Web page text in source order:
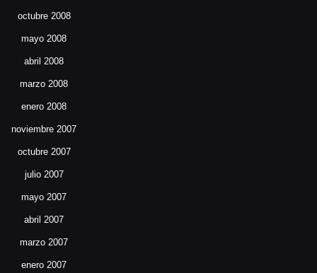
octubre 2008
mayo 2008
abril 2008
marzo 2008
enero 2008
noviembre 2007
octubre 2007
julio 2007
mayo 2007
abril 2007
marzo 2007
enero 2007